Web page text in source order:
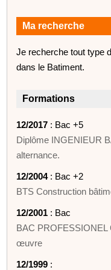
Ma recherche
Je recherche tout type
dans le Batiment.
Formations
12/2017 : Bac +5
Diplôme INGENIEUR
alternance.
12/2004: Bac +2
BTS Construction
12/2001 : Bac
BAC PROFESSIONEL
œuvre
12/1999 :